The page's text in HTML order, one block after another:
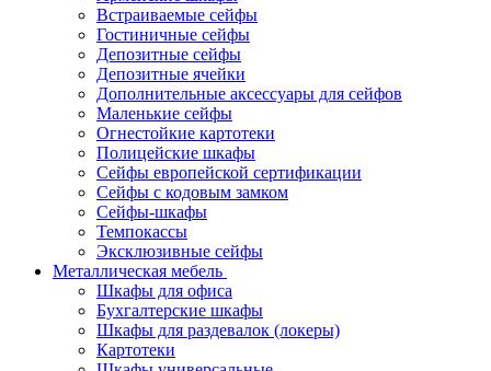
Встраиваемые сейфы
Гостиничные сейфы
Депозитные сейфы
Депозитные ячейки
Дополнительные аксессуары для сейфов
Маленькие сейфы
Огнестойкие картотеки
Полицейские шкафы
Сейфы европейской сертификации
Сейфы с кодовым замком
Сейфы-шкафы
Темпокассы
Эксклюзивные сейфы
Металлическая мебель
Шкафы для офиса
Бухгалтерские шкафы
Шкафы для раздевалок (локеры)
Картотеки